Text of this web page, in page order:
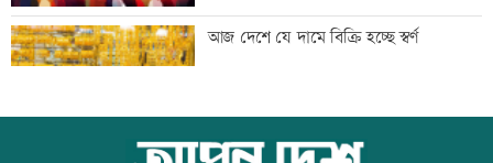
বাংলাদেশি পাঁচ হাজার কৃষি শ্রমিক নেবে
ওমান
স্বর্ণ খাতকে আনুষ্ঠানিক কাঠামোয় আনছে
আজ দেশে যে দামে বিক্রি হচ্ছে স্বর্ণ